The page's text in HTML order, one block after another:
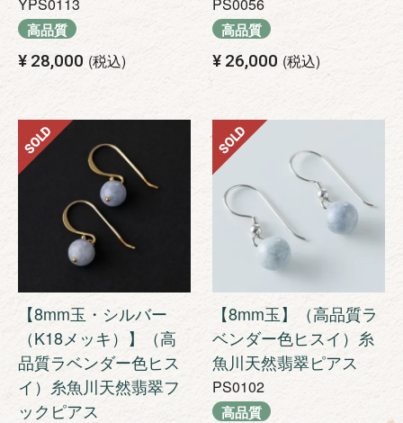
YPS0113
高品質
¥ 28,000 税込
PS0056
高品質
¥ 26,000 税込
【8mm玉・シルバー
（K18メッキ）】（高
品質ラベンダー色ヒス
イ）糸魚川天然翡翠フ
ックピアス
SOLD
【8mm玉】（高品質ラ
ベンダー色ヒスイ）糸
魚川天然翡翠ピアス
PS0102
高品質
SOLD